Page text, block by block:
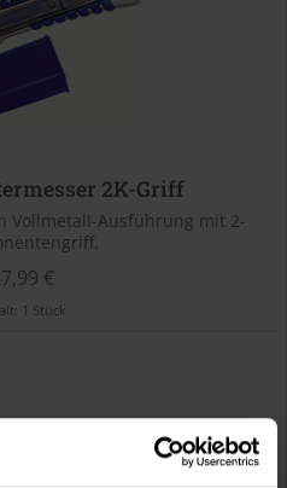
2K-Griff
Vollmetall-Ausführung mit 2-
€
1 Stück